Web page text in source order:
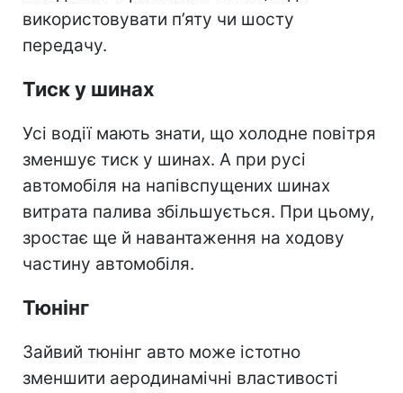
використовувати п’яту чи шосту
передачу.
Тиск у шинах
Усі водії мають знати, що холодне повітря
зменшує тиск у шинах. А при русі
автомобіля на напівспущених шинах
витрата палива збільшується. При цьому,
зростає ще й навантаження на ходову
частину автомобіля.
Тюнінг
Зайвий тюнінг авто може істотно
зменшити аеродинамічні властивості